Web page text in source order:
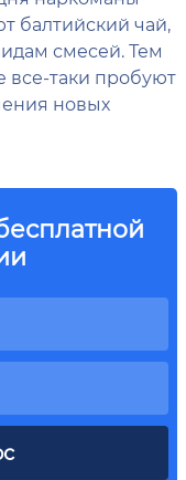
балтийский чай,
смесей. Тем
все-таки пробуют
новых